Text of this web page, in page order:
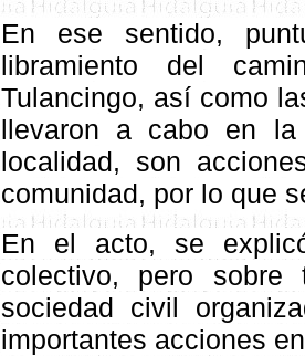
En ese sentido,
libramiento del
Tulancingo, así como
llevaron a cabo en la
localidad, son
comunidad, por lo que
En el acto, se
colectivo, pero
sociedad civil
importantes acciones